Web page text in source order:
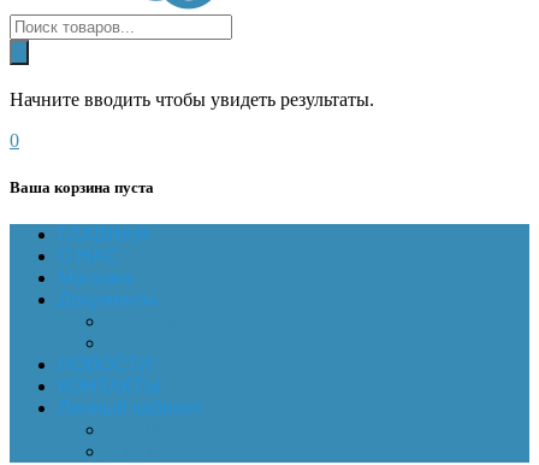
Начните вводить чтобы увидеть результаты.
0
Ваша корзина пуста
ГЛАВНАЯ
О НАС
Магазин
Документы
НОВОСТИ
КОНТАКТЫ
Личный кабинет